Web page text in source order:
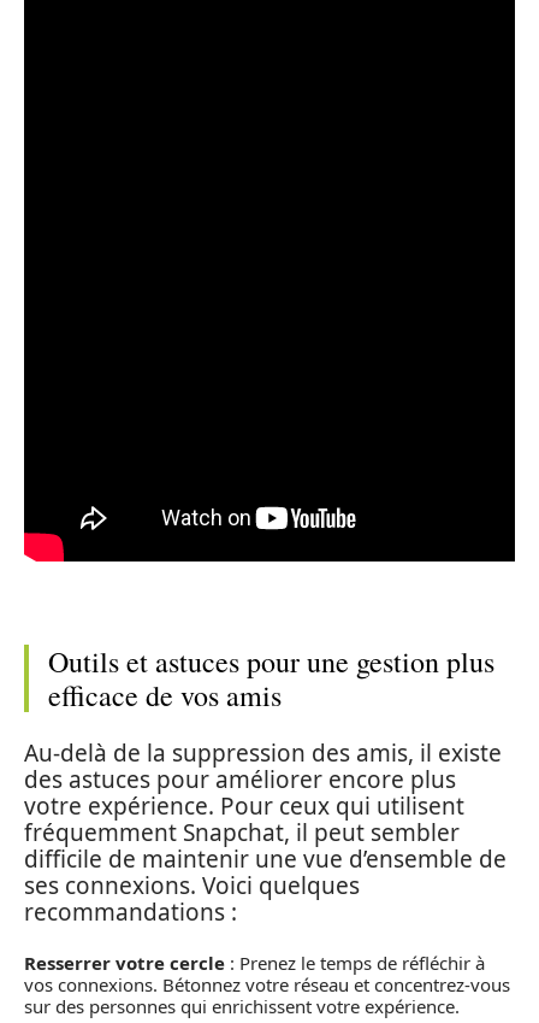
Outils et astuces pour une gestion plus
efficace de vos amis
Au-delà de la suppression des amis, il existe
des astuces pour améliorer encore plus
votre expérience. Pour ceux qui utilisent
fréquemment Snapchat, il peut sembler
difficile de maintenir une vue d’ensemble de
ses connexions. Voici quelques
recommandations :
Resserrer votre cercle : Prenez le temps de réfléchir à
vos connexions. Bétonnez votre réseau et concentrez-vous
sur des personnes qui enrichissent votre expérience.